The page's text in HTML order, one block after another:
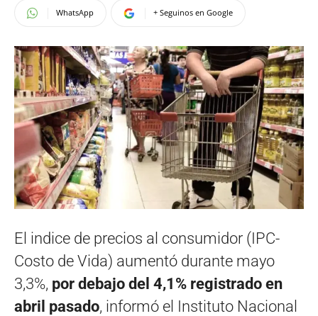
WhatsApp + Seguinos en Google
El indice de precios al consumidor (IPC-
Costo de Vida) aumentó durante mayo
3,3%, por debajo del 4,1% registrado en
abril pasado, informó el Instituto Nacional